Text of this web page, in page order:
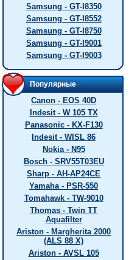
Samsung - GT-I8350
Samsung - GT-I8552
Samsung - GT-I8750
Samsung - GT-I9001
Samsung - GT-I9003
Популярные
Canon - EOS 40D
Indesit - W 105 TX
Panasonic - KX-F130
Indesit - WISL 86
Nokia - N95
Bosch - SRV55T03EU
Sharp - AH-AP24CE
Yamaha - PSR-550
Tomahawk - TW-9010
Thomas - Twin TT
Aquafilter
Ariston - Margherita 2000
(ALS 88 X)
Ariston - AVSL 105